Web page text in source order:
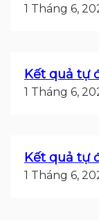
1 Tháng 6,
1 Tháng 6,
1 Tháng 6,